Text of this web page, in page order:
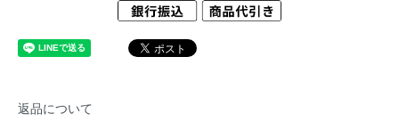
返品について